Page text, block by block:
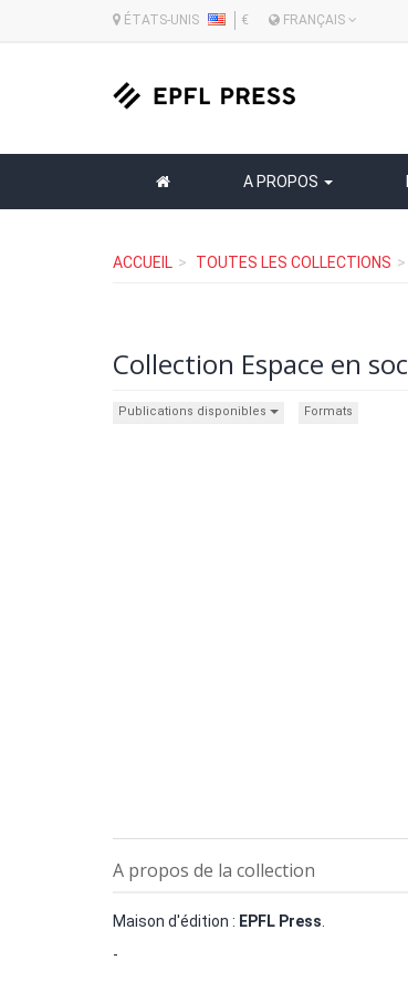
ÉTATS-UNIS € FRANÇAIS
A PROPOS
ACCUEIL TOUTES LES COLLECTIONS
Collection Espace en
Publications disponibles Formats
A propos de la collection
Maison d'édition : EPFL Press
-